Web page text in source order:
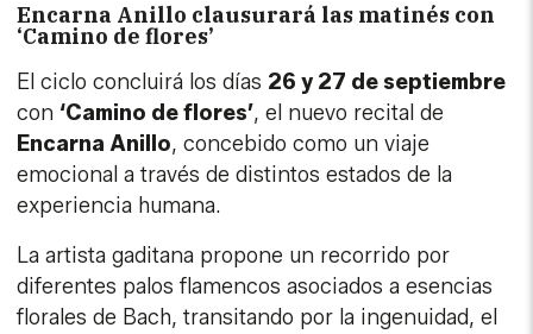
Encarna Anillo clausurará las matinés con
‘Camino de flores’
El ciclo concluirá los días 26 y 27 de septiembre
con‘Camino de flores’, el nuevo recital de
Encarna Anillo, concebido como un viaje
emocional a través de distintos estados de la
experiencia humana.
La artista gaditana propone un recorrido por
diferentes palos flamencos asociados a esencias
florales de Bach, transitando por la ingenuidad, el